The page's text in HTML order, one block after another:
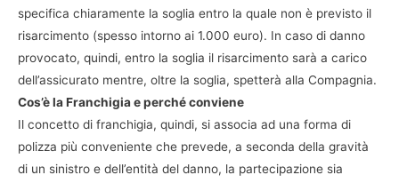
specifica chiaramente la soglia entro la quale non è previsto il
risarcimento (spesso intorno ai 1.000 euro). In caso di danno
provocato, quindi, entro la soglia il risarcimento sarà a carico
dell’assicurato mentre, oltre la soglia, spetterà alla Compagnia.
Cos’è la Franchigia e perché conviene
Il concetto di franchigia, quindi, si associa ad una forma di
polizza più conveniente che prevede, a seconda della gravità
di un sinistro e dell’entità del danno, la partecipazione sia